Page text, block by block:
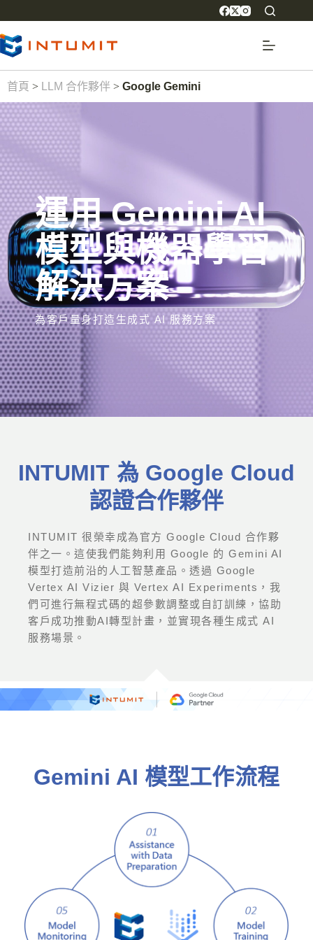
首頁 > LLM 合作夥伴 > Google Gemini
運用 Gemini AI
模型與機器學習
解決方案
為客戶量身打造生成式 AI 服務方案
INTUMIT 為 Google Cloud
認證合作夥伴
INTUMIT 很榮幸成為官方 Google Cloud 合作夥
伴之一。這使我們能夠利用 Google 的 Gemini AI
模型打造前沿的人工智慧產品。透過 Google
Vertex AI Vizier 與 Vertex AI Experiments，我
們可進行無程式碼的超參數調整或自訂訓練，協助
客戶成功推動AI轉型計畫，並實現各種生成式 AI
服務場景。
Gemini AI 模型工作流程